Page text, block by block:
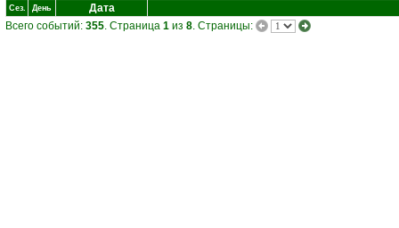
Сез. День
Дата
Всего событий: 355. Страница 1 из 8. Страницы: